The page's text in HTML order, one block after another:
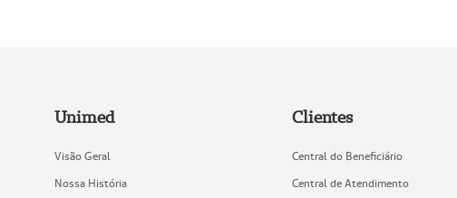
Unimed
Visão Geral
Nossa História
Clientes
Central do Beneficiário
Central de Atendimento